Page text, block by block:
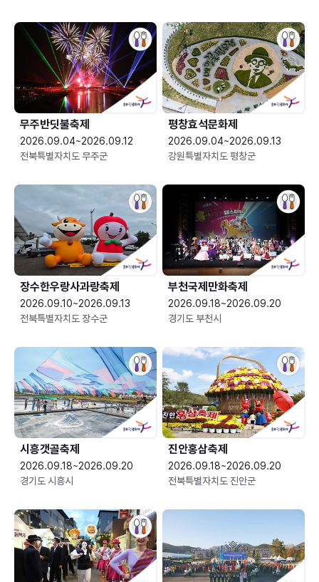
무주반딧불축제
2026.09.04~2026.09.12
전북특별자치도 무주군
평창효석문화제
2026.09.04~2026.09.13
강원특별자치도 평창군
장수한우랑사과랑축제
2026.09.10~2026.09.13
전북특별자치도 장수군
부천국제만화축제
2026.09.18~2026.09.20
경기도 부천시
시흥갯골축제
2026.09.18~2026.09.20
경기도 시흥시
진안홍삼축제
2026.09.18~2026.09.20
전북특별자치도 진안군